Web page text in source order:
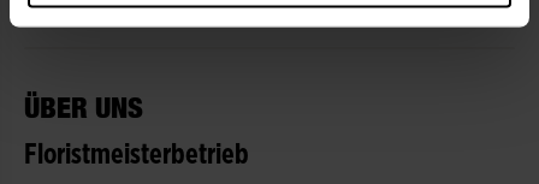
LEISTUNGEN
ÜBER UNS
Floristmeisterbetrieb